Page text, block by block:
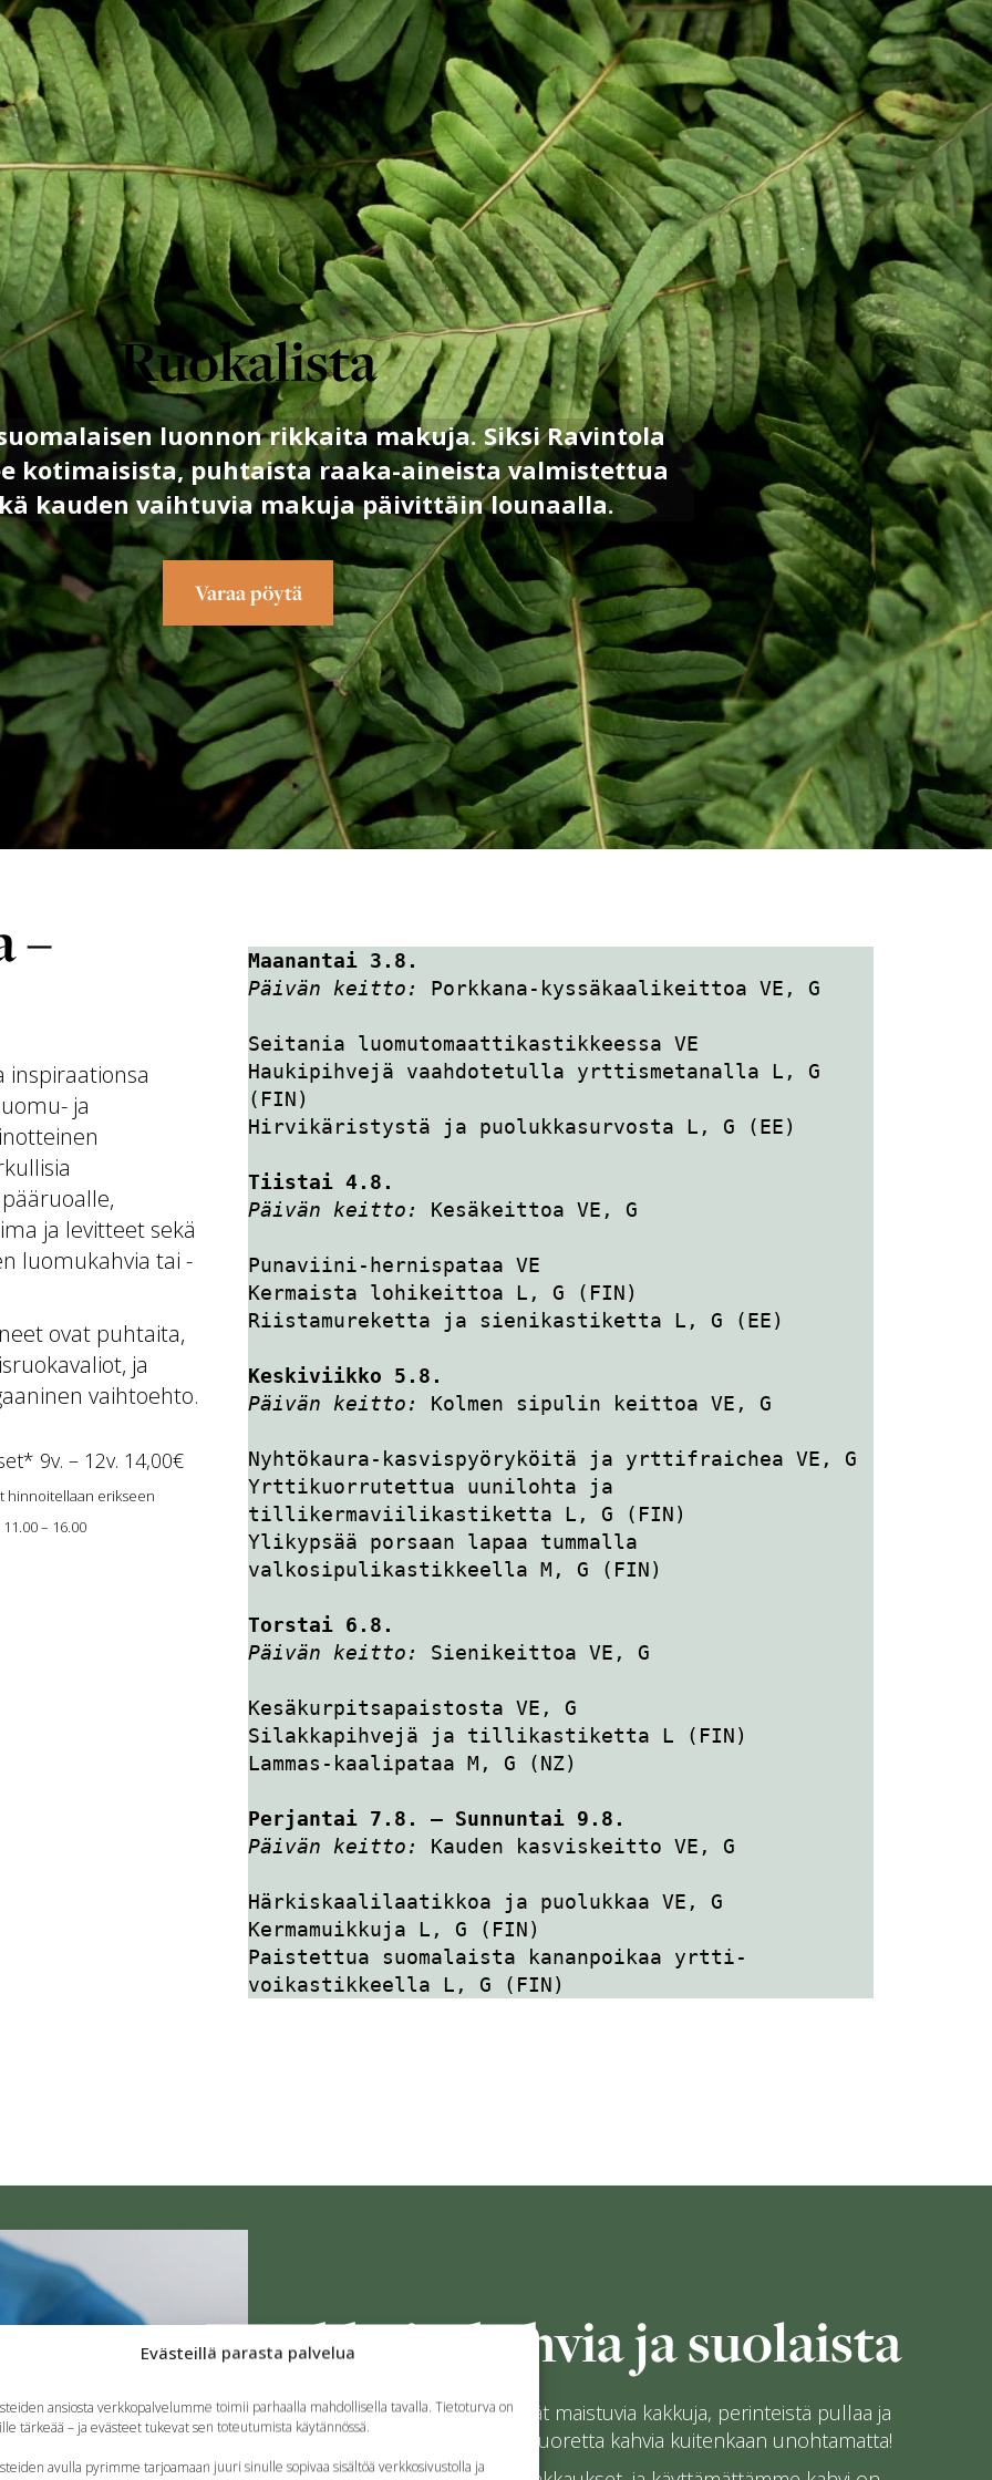
Evästeillä parasta palvelua
ansiosta verkkopalvelumme toimii parhaalla mahdollisella tavalla. Tietoturva on
tärkeää – ja evästeet tukevat sen toteutumista käytännössä.
avulla pyrimme tarjoamaan juuri sinulle sopivaa sisältöä verkkosivustolla ja
Ruokalista
luonnon rikkaita makuja. Siksi Ravintola
kotimaisista, puhtaista raaka-aineista valmistettua
kauden vaihtuvia makuja päivittäin lounaalla.
Varaa pöytä
–
inspiraationsa
ja
ja levitteet sekä
luomukahvia tai -
ovat puhtaita,
ja
vaihtoehto.
9v. – 12v. 14,00€
hinnoitellaan erikseen
– 16.00
Maanantai 3.8.
Päivän keitto:
Porkkana-kyssäkaalikeittoa VE, G
Seitania luomutomaattikastikkeessa VE
Haukipihvejä vaahdotetulla yrttismetanalla L, G
(FIN)
Hirvikäristystä ja puolukkasurvosta L, G (EE)
Tiistai 4.8.
Päivän keitto: Kesäkeittoa VE, G
Punaviini-hernispataa VE
Kermaista lohikeittoa L, G (FIN)
Riistamureketta ja sienikastiketta L, G (EE)
Keskiviikko 5.8.
Päivän keitto:
Kolmen sipulin keittoa VE, G
Nyhtökaura-kasvispyöryköitä ja yrttifraichea VE, G
Yrttikuorrutettua uunilohta ja
tillikermaviilikastiketta L, G (FIN)
Ylikypsää porsaan lapaa tummalla
valkosipulikastikkeella M, G (FIN)
Torstai 6.8.
Päivän keitto:
Sienikeittoa VE, G
Kesäkurpitsapaistosta VE, G
Silakkapihvejä ja tillikastiketta L (FIN)
Lammas-kaalipataa M, G (NZ)
Perjantai 7.8. — Sunnuntai 9.8.
Päivän keitto:
Kauden kasviskeitto VE, G
Härkiskaalilaatikkoa ja puolukkaa VE, G
Kermamuikkuja L, G (FIN)
Paistettua suomalaista kananpoikaa yrtti-
voikastikkeella L, G (FIN)
Kakkuja, kahvia ja suolaista
Ravintola Haltian kahvilasta löydät maistuvia kakkuja, perinteistä pullaa ja
suolaisia hapanjuurisämpylöitä, tuoretta kahvia kuitenkaan unohtamatta!